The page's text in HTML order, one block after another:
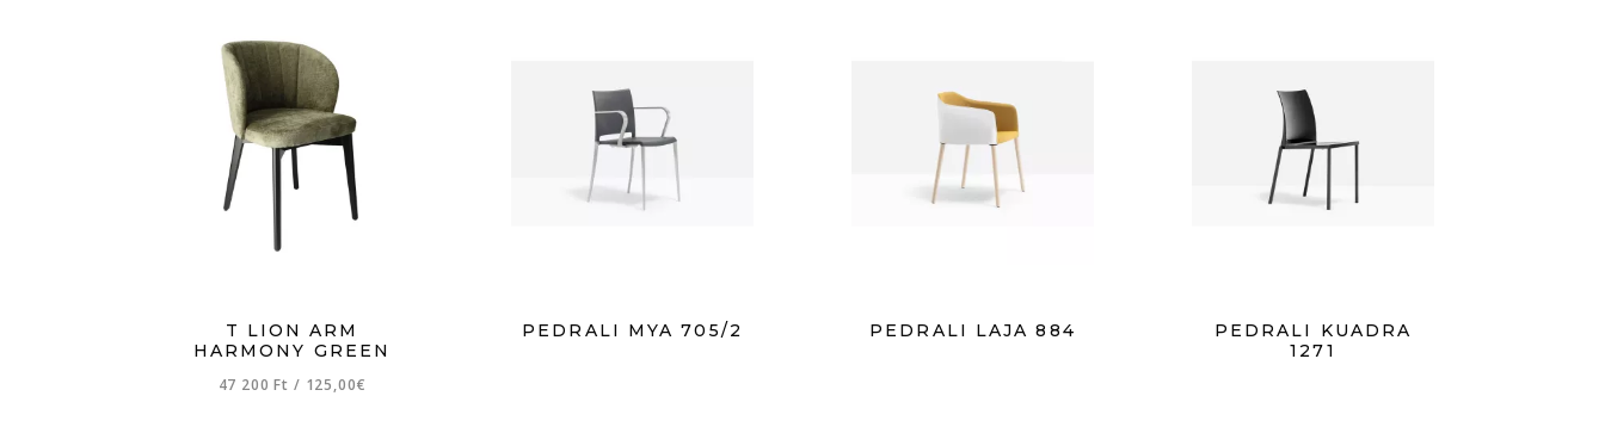
T LION ARM
HARMONY GREEN
47 200 Ft / 125,00€
PEDRALI MYA 705/2 PEDRALI LAJA 884
PEDRALI KUADRA
1271